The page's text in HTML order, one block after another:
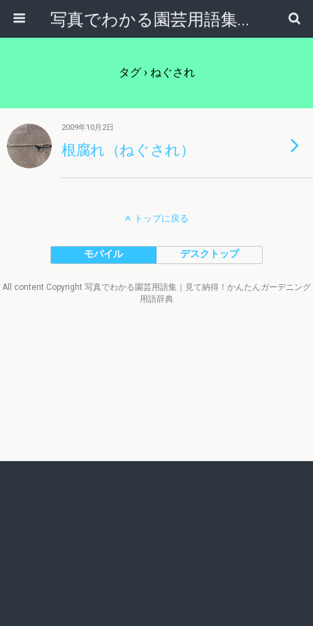
写真でわかる園芸用語集｜見て納得！かんたんガーデニング用語辞典
タグ › ねぐされ
2009年10月2日
根腐れ（ねぐされ）
トップに戻る
モバイル デスクトップ
All content Copyright 写真でわかる園芸用語集｜見て納得！かんたんガーデニング
用語辞典